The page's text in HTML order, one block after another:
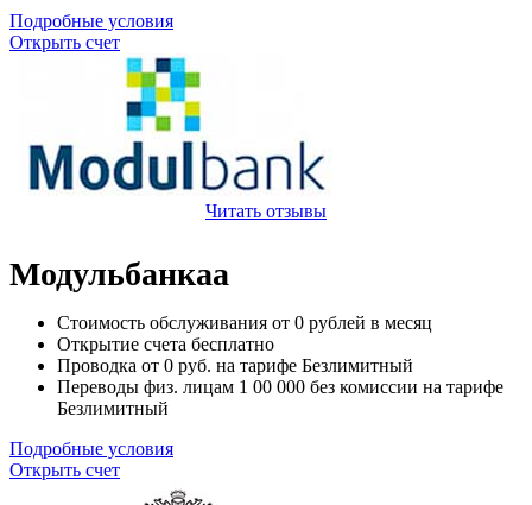
Подробные условия
Открыть счет
Читать отзывы
Модульбанкаа
Стоимость обслуживания от 0 рублей в месяц
Открытие счета бесплатно
Проводка от 0 руб. на тарифе Безлимитный
Переводы физ. лицам 1 00 000 без комиссии на тарифе
Безлимитный
Подробные условия
Открыть счет